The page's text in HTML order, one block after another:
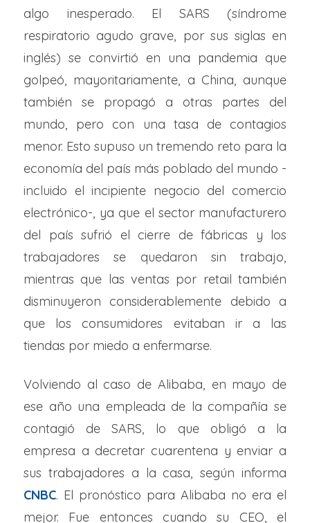
algo inesperado. El SARS (síndrome
respiratorio agudo grave, por sus siglas en
inglés) se convirtió en una pandemia que
golpeó, mayoritariamente, a China, aunque
también se propagó a otras partes del
mundo, pero con una tasa de contagios
menor. Esto supuso un tremendo reto para la
economía del país más poblado del mundo -
incluido el incipiente negocio del comercio
electrónico-, ya que el sector manufacturero
del país sufrió el cierre de fábricas y los
trabajadores se quedaron sin trabajo,
mientras que las ventas por retail también
disminuyeron considerablemente debido a
que los consumidores evitaban ir a las
tiendas por miedo a enfermarse.
Volviendo al caso de Alibaba, en mayo de
ese año una empleada de la compañía se
contagió de SARS, lo que obligó a la
empresa a decretar cuarentena y enviar a
sus trabajadores a la casa, según informa
CNBC. El pronóstico para Alibaba no era el
mejor. Fue entonces cuando su CEO, el